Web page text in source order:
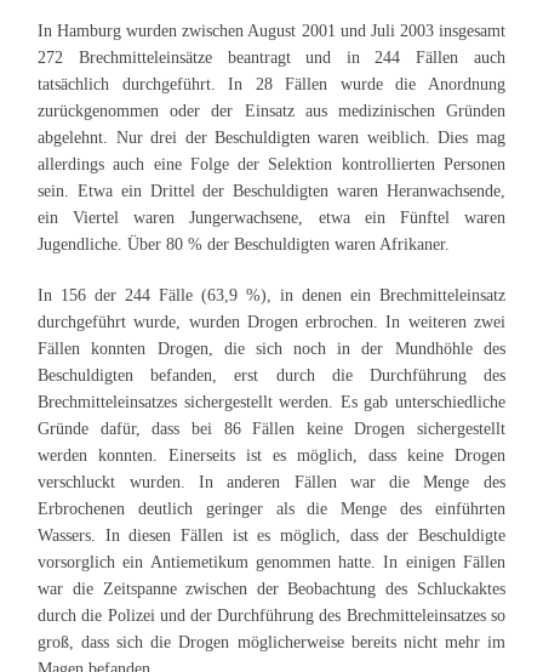
In Hamburg wurden zwischen August 2001 und Juli 2003 insgesamt
272 Brechmitteleinsätze beantragt und in 244 Fällen auch
tatsächlich durchgeführt. In 28 Fällen wurde die Anordnung
zurückgenommen oder der Einsatz aus medizinischen Gründen
abgelehnt. Nur drei der Beschuldigten waren weiblich. Dies mag
allerdings auch eine Folge der Selektion kontrollierten Personen
sein. Etwa ein Drittel der Beschuldigten waren Heranwachsende,
ein Viertel waren Jungerwachsene, etwa ein Fünftel waren
Jugendliche. Über 80 % der Beschuldigten waren Afrikaner.
In 156 der 244 Fälle (63,9 %), in denen ein Brechmitteleinsatz
durchgeführt wurde, wurden Drogen erbrochen. In weiteren zwei
Fällen konnten Drogen, die sich noch in der Mundhöhle des
Beschuldigten befanden, erst durch die Durchführung des
Brechmitteleinsatzes sichergestellt werden. Es gab unterschiedliche
Gründe dafür, dass bei 86 Fällen keine Drogen sichergestellt
werden konnten. Einerseits ist es möglich, dass keine Drogen
verschluckt wurden. In anderen Fällen war die Menge des
Erbrochenen deutlich geringer als die Menge des einführten
Wassers. In diesen Fällen ist es möglich, dass der Beschuldigte
vorsorglich ein Antiemetikum genommen hatte. In einigen Fällen
war die Zeitspanne zwischen der Beobachtung des Schluckaktes
durch die Polizei und der Durchführung des Brechmitteleinsatzes so
groß, dass sich die Drogen möglicherweise bereits nicht mehr im